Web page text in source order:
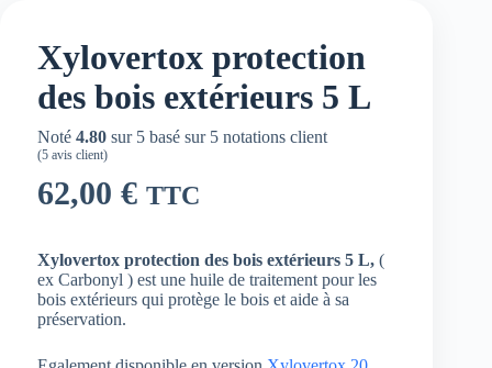
Xylovertox protection
des bois extérieurs 5 L
Noté 4.80 sur 5 basé sur 5 notations client
(5 avis client)
62,00 € TTC
Xylovertox protection des bois extérieurs 5 L, (
ex Carbonyl ) est une huile de traitement pour les
bois extérieurs qui protège le bois et aide à sa
préservation.